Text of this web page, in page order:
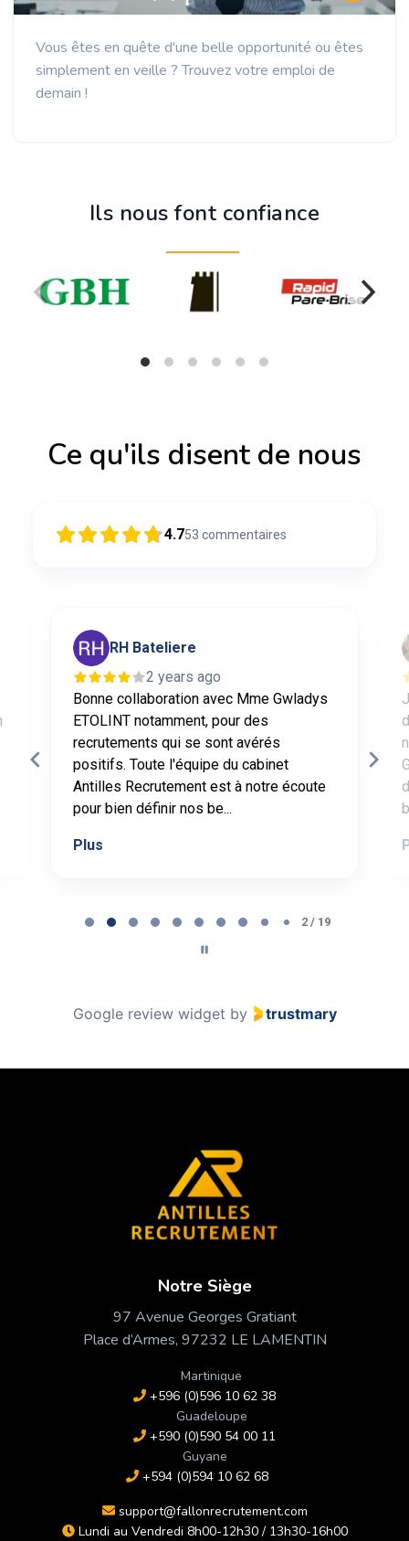
Vous êtes en quête d'une belle opportunité ou êtes
simplement en veille ? Trouvez votre emploi de
demain !
Ils nous font confiance
Ce qu'ils disent de nous
4.753 commentaires
RH Bateliere
2 years ago
Bonne collaboration avec Mme Gwladys
ETOLINT notamment, pour des
recrutements qui se sont avérés
positifs. Toute l'équipe du cabinet
Antilles Recrutement est à notre écoute
pour bien définir nos be...
Plus
2 / 19
Google review widget by trustmary
Notre Siège
97 Avenue Georges Gratiant
Place d’Armes, 97232 LE LAMENTIN
Martinique
+596 (0)596 10 62 38
Guadeloupe
+590 (0)590 54 00 11
Guyane
+594 (0)594 10 62 68
support@fallonrecrutement.com
Lundi au Vendredi 8h00-12h30 / 13h30-16h00